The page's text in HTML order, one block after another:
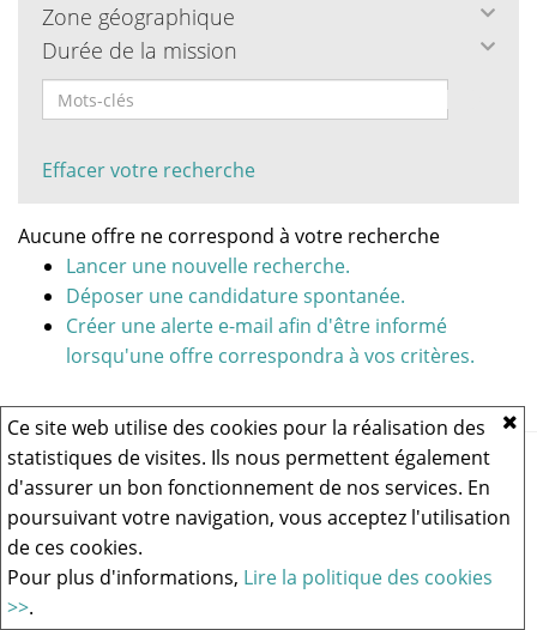
Ce site web utilise des cookies pour la réalisation des
statistiques de visites. Ils nous permettent également
d'assurer un bon fonctionnement de nos services. En
poursuivant votre navigation, vous acceptez l'utilisation
de ces cookies.
Pour plus d'informations, Lire la politique des cookies
>>.
Zone géographique
Durée de la mission
Effacer votre recherche
Aucune offre ne correspond à votre recherche
Lancer une nouvelle recherche.
Déposer une candidature spontanée.
Créer une alerte e-mail afin d'être informé
lorsqu'une offre correspondra à vos critères.
Vous rencontrez un problème technique,cliquez ici pour nous
contacter.
Logiciel de recrutement